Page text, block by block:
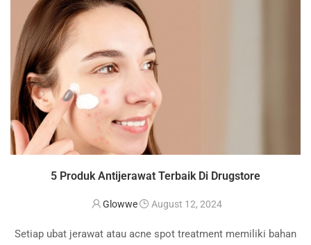
5 Produk Antijerawat Terbaik Di Drugstore
Glowwe August 12, 2024
Setiap ubat jerawat atau acne spot treatment memiliki bahan